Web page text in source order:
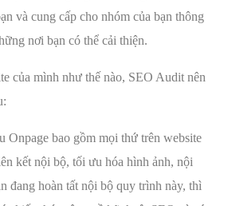
và cung cấp cho nhóm của bạn thông
nơi bạn có thể cải thiện.
của mình như thế nào, SEO Audit nên
Onpage bao gồm mọi thứ trên website
kết nội bộ, tối ưu hóa hình ảnh, nội
đang hoàn tất nội bộ quy trình này, thì